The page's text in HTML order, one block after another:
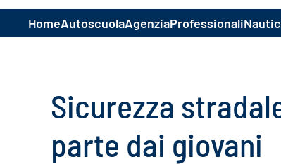
HomeAutoscuolaAgenziaProfessionali
Sicurezza
parte dai giovani